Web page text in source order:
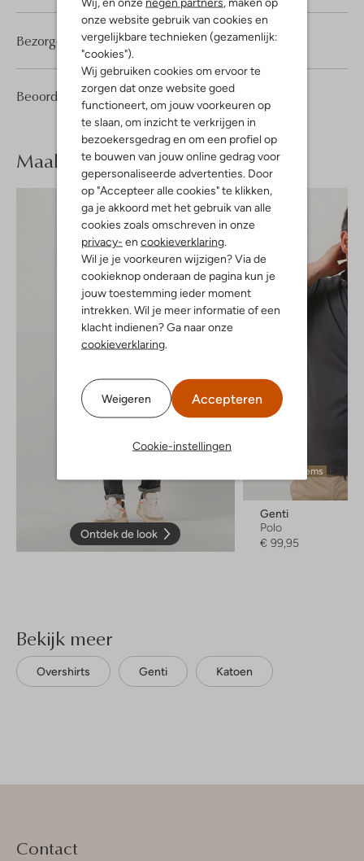
onze website gebruik van cookies en
vergelijkbare technieken (gezamenlijk:
"cookies").
Wij gebruiken cookies om ervoor te
zorgen dat onze website goed
functioneert, om jouw voorkeuren op
te slaan, om inzicht te verkrijgen in
bezoekersgedrag en om een profiel op
te bouwen van jouw online gedrag voor
gepersonaliseerde advertenties. Door
op "Accepteer alle cookies" te klikken,
ga je akkoord met het gebruik van alle
cookies zoals omschreven in onze
privacy- en cookieverklaring.
Wil je je voorkeuren wijzigen? Via de
cookieknop onderaan de pagina kun je
jouw toestemming ieder moment
intrekken. Wil je meer informatie of een
klacht indienen? Ga naar onze
cookieverklaring.
Weigeren Accepteren
Cookie-instellingen
Beoordelingen (1) 5/5
1
5
Sterren
Bezorgen & retourneren
Maak jelook compleet
Ontdek de look
Laatste items
Genti
Polo
€ 99,95
Bekijk meer
Overshirts Genti Katoen
Contact